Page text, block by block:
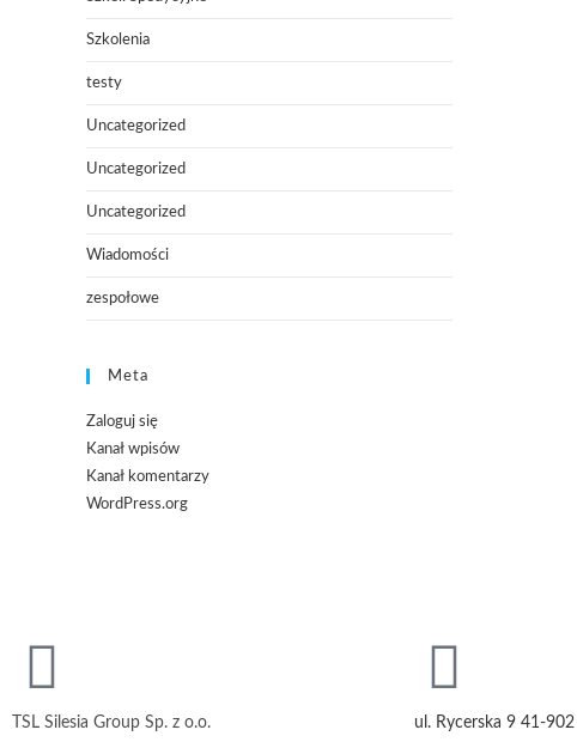
Szkolenia
testy
Uncategorized
Uncategorized
Uncategorized
Wiadomości
zespołowe
Meta
Zaloguj się
Kanał wpisów
Kanał komentarzy
WordPress.org
TSL Silesia Group Sp. z o.o. ul. Rycerska 9 41-